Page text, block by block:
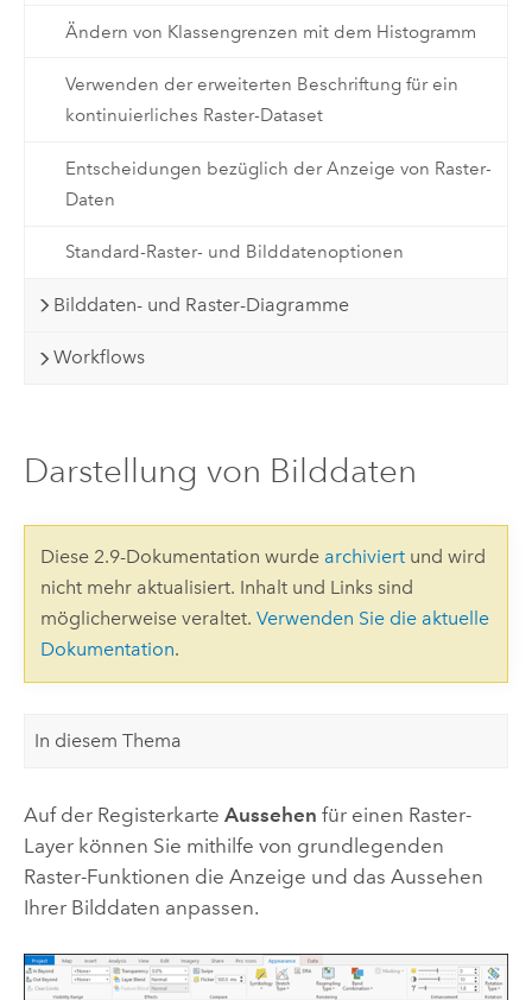
Ändern von Klassengrenzen mit dem Histogramm
Verwenden der erweiterten Beschriftung für ein
kontinuierliches Raster-Dataset
Entscheidungen bezüglich der Anzeige von Raster-
Daten
Standard-Raster- und Bilddatenoptionen
Bilddaten- und Raster-Diagramme
Workflows
Darstellung von Bilddaten
Diese 2.9-Dokumentation wurde archiviertund wird
nicht mehr aktualisiert. Inhalt und Links sind
möglicherweise veraltet. Verwenden Sie die aktuelle
Dokumentation.
In diesem Thema
Auf der Registerkarte Aussehen für einen Raster-
Layer können Sie mithilfe von grundlegenden
Raster-Funktionen die Anzeige und das Aussehen
Ihrer Bilddaten anpassen.